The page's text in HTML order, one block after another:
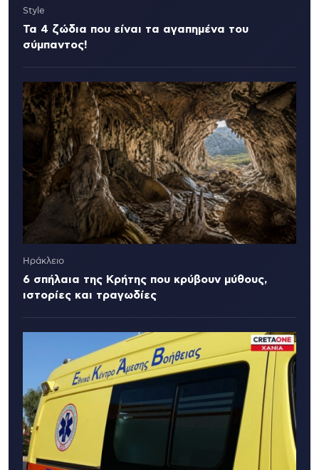
Style
Τα 4 ζώδια που είναι τα αγαπημένα του
σύμπαντος!
Ηράκλειο
6 σπήλαια της Κρήτης που κρύβουν μύθους,
ιστορίες και τραγωδίες